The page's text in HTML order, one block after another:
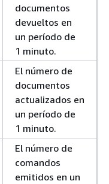
documentos
devueltos en
un período de
1 minuto.
El número de
documentos
actualizados en
un período de
1 minuto.
El número de
comandos
emitidos en un